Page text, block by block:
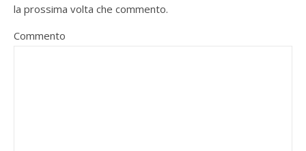
la prossima volta che commento.
Commento